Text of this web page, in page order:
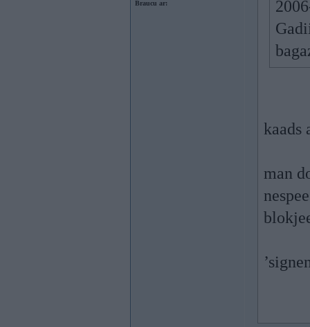
Braucu ar:
kaads
man